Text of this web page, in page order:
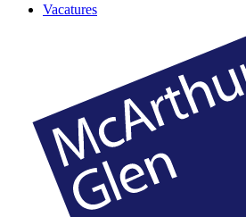
Vacatures